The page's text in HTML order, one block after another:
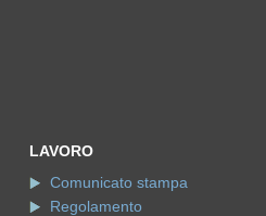
LAVORO
Comunicato stampa
Regolamento